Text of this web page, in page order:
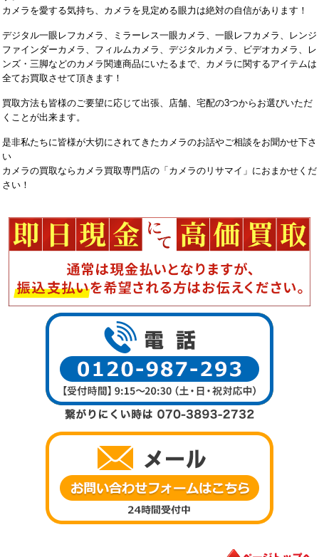
カメラを愛する気持ち、カメラを見定める眼力は絶対の自信があります！
デジタル一眼レフカメラ、ミラーレス一眼カメラ、一眼レフカメラ、レンジ
ファインダーカメラ、フィルムカメラ、デジタルカメラ、ビデオカメラ、レ
ンズ・三脚などのカメラ関連商品にいたるまで、カメラに関するアイテムは
全てお買取させて頂きます！
買取方法も皆様のご要望に応じて出張、店舗、宅配の3つからお選びいただ
くことが出来ます。
是非私たちに皆様が大切にされてきたカメラのお話やご相談をお聞かせ下さ
い
カメラの買取ならカメラ買取専門店の「カメラのリサマイ」におまかせくだ
さい！